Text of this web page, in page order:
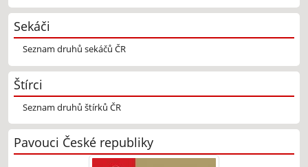
Sekáči
Seznam druhů sekáčů ČR
Štírci
Seznam druhů štírků ČR
Pavouci České republiky